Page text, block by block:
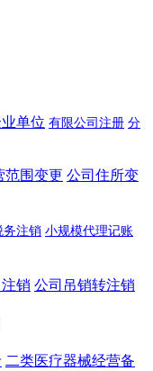
单位 有限公司注册 分
范围变更 公司住所变
务注销 小规模代理记账
销 公司吊销转注销
二类医疗器械经营备